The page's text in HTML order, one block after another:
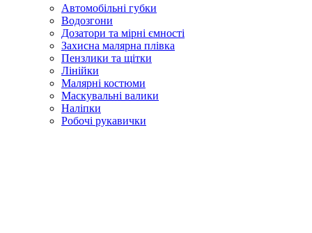
Автомобільні губки
Водозгони
Дозатори та мірні ємності
Захисна малярна плівка
Пензлики та щітки
Лінійки
Малярні костюми
Маскувальні валики
Наліпки
Робочі рукавички